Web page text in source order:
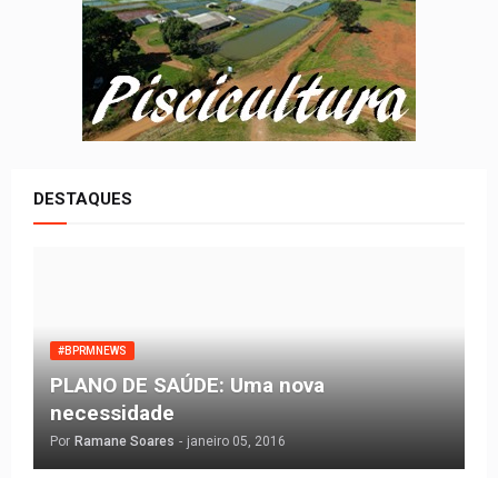
DESTAQUES
#BPRMNEWS
PLANO DE SAÚDE: Uma nova
necessidade
Por Ramane Soares - janeiro 05, 2016